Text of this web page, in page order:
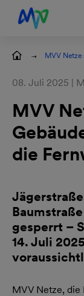
Zur
Zum
Zur
KontaktMVV Netze
08. Juli 2025 |
MVV
die
gesperrt –
14. Juli
MVV Netze, die